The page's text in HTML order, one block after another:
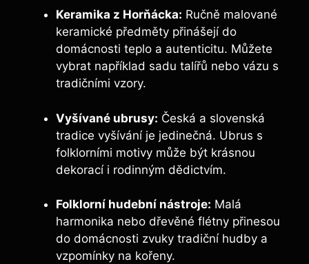
Keramika z Horňácka: Ručně malované
keramické předměty přinášejí do
domácnosti teplo a autenticitu. Můžete
vybrat například sadu talířů nebo vázu s
tradičními vzory.
Vyšívané ubrusy: Česká a slovenská
tradice vyšívání je jedinečná. Ubrus s
folklorními motivy může být krásnou
dekorací i rodinným dědictvím.
Folklorní hudební nástroje: Malá
harmonika nebo dřevěné flétny přinesou
do domácnosti zvuky tradiční hudby a
vzpomínky na kořeny.